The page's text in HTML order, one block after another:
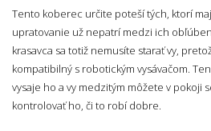
Tento koberec určite poteší tých, ktorí
upratovanie už nepatrí medzi ich
krasavca sa totiž nemusíte starať vy,
kompatibilný s robotickým vysávačom.
vysaje ho a vy medzitým môžete v pokoji
kontrolovať ho, či to robí dobre.